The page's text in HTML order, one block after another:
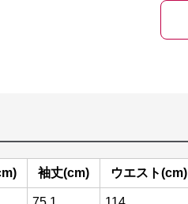
袖丈(cm) ウエスト(cm)